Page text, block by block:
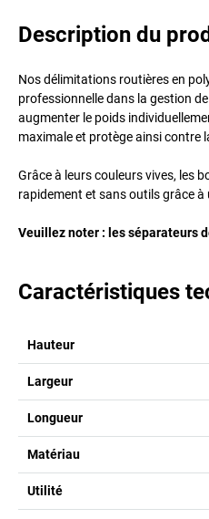
Description du
Nos délimitations routières en
professionnelle dans la gestion
augmenter le poids
maximale et protège ainsi contre
Grâce à leurs couleurs vives, les
rapidement et sans outils grâce
Veuillez noter : les séparateurs
Caractéristiques
Hauteur
Largeur
Longueur
Matériau
Utilité